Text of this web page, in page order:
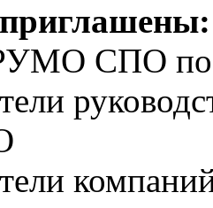
СПО по